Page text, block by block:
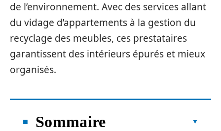
de l’environnement. Avec des services allant
du vidage d’appartements à la gestion du
recyclage des meubles, ces prestataires
garantissent des intérieurs épurés et mieux
organisés.
Sommaire